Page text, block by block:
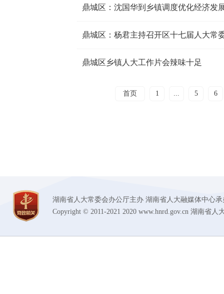
鼎城区：沈国华到乡镇调度优化经济发
鼎城区：杨君主持召开区十七届人大常
鼎城区乡镇人大工作片会辣味十足
首页 1 ... 5 6
湖南省人大常委会办公厅主办 湖南省人大融媒体中心
Copyright © 2011-2021 2020 www.hnrd.gov.cn 湖南省